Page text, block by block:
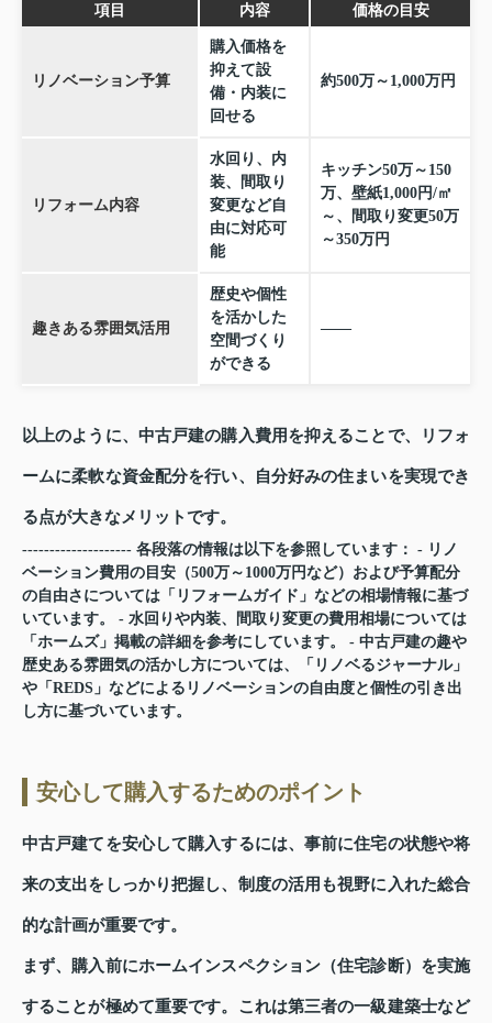
項目 内容 価格の目安
リノベーション予算
購入価格を
抑えて設
備・内装に
回せる
約500万～1,000万円
リフォーム内容
水回り、内
装、間取り
変更など自
由に対応可
能
キッチン50万～150
万、壁紙1,000円/㎡
～、間取り変更50万
～350万円
趣きある雰囲気活用
歴史や個性
を活かした
空間づくり
ができる
――
以上のように、中古戸建の購入費用を抑えることで、リフォ
ームに柔軟な資金配分を行い、自分好みの住まいを実現でき
る点が大きなメリットです。
-------------------- 各段落の情報は以下を参照しています： - リノ
ベーション費用の目安（500万～1000万円など）および予算配分
の自由さについては「リフォームガイド」などの相場情報に基づ
いています。 - 水回りや内装、間取り変更の費用相場については
「ホームズ」掲載の詳細を参考にしています。 - 中古戸建の趣や
歴史ある雰囲気の活かし方については、「リノベるジャーナル」
や「REDS」などによるリノベーションの自由度と個性の引き出
し方に基づいています。
安心して購入するためのポイント
中古戸建てを安心して購入するには、事前に住宅の状態や将
来の支出をしっかり把握し、制度の活用も視野に入れた総合
的な計画が重要です。
まず、購入前にホームインスペクション（住宅診断）を実施
することが極めて重要です。これは第三者の一級建築士など